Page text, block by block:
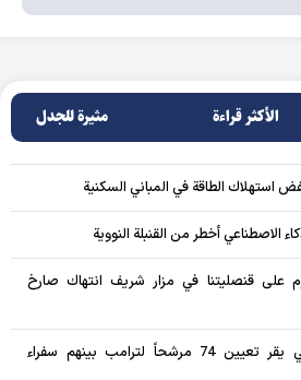
الأکثر قراءة مثيرة للجدل
استهلاك الطاقة في المباني السكنية
الاصطناعي أخطر من القنبلة النووية
على قنصليتنا في مزار شريف انتهاك صارخ
مجلس الشيوخ الأميركي يقر تعيين 74 مرشحاً لترامب بينهم سفراء